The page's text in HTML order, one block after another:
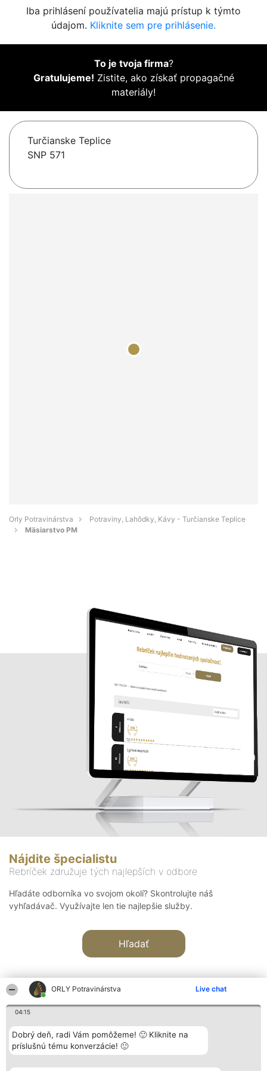
ORLY Potravinárstva Live chat
04:15
Dobrý deň, radi Vám pomôžeme! 🙂 Kliknite na
príslušnú tému konverzácie! 🙂
Iba prihlásení používatelia majú prístup k týmto
údajom. Kliknite sem pre prihlásenie.
To je tvoja firma?
Gratulujeme! Zistite, ako získať propagačné
materiály!
Turčianske Teplice
SNP 571
Orly Potravinárstva
Potraviny, Lahôdky, Kávy - Turčianske Teplice
Mäsiarstvo PM
Nájdite špecialistu
Rebríček združuje tých najlepších v odbore
Hľadáte odborníka vo svojom okolí? Skontrolujte náš
vyhľadávač. Využívajte len tie najlepšie služby.
Hľadať
Organizátor hodnotenia
Bright Side Solutions sp. z o.
o. sp. k.
Wrocław 50-079
Hodnotenie
Laureáti
Lista
Laureatów
Kontakt
Kontakt